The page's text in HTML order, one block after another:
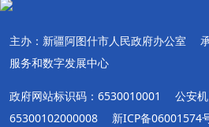
主办：新疆阿图什市人民政府办公室
服务和数字发展中心
政府网站标识码：6530010001
公安
65300102000008
新ICP备06001574